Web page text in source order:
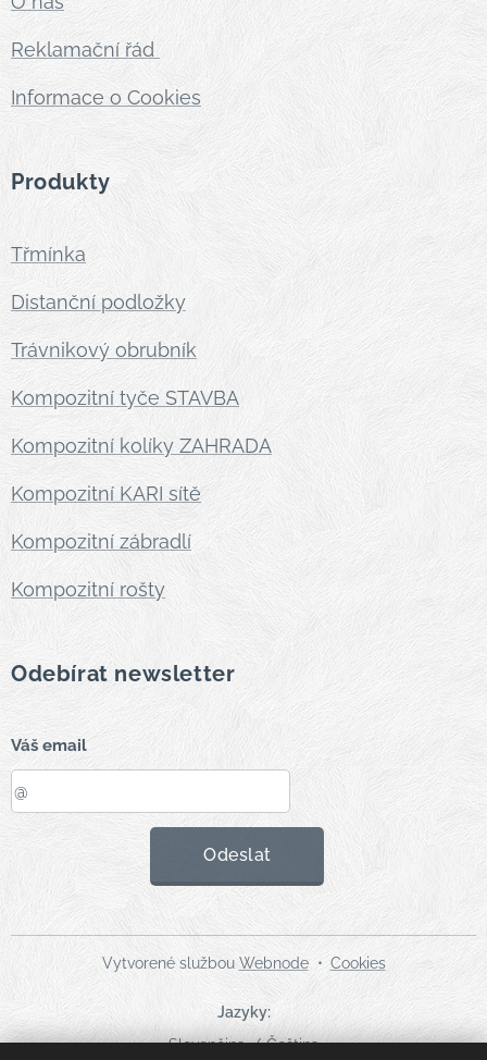
Reklamační řád
Informace o Cookies
Produkty
Třmínka
Distanční podložky
Trávnikový obrubník
Kompozitní tyče STAVBA
Kompozitní kolíky ZAHRADA
Kompozitní KARI sítě
Kompozitní zábradlí
Kompozitní rošty
Odebírat newsletter
Váš email
Odeslat
Vytvorené službou Webnode Cookies
Jazyky
Slovenčina
Čeština